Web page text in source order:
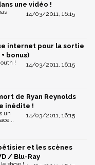
une vidéo !
14/03/2011, 16:15
internet pour la sortie
bonus)
14/03/2011, 16:15
!
de Ryan Reynolds
inédite !
14/03/2011, 16:15
un
et les scènes
/ Blu-Ray